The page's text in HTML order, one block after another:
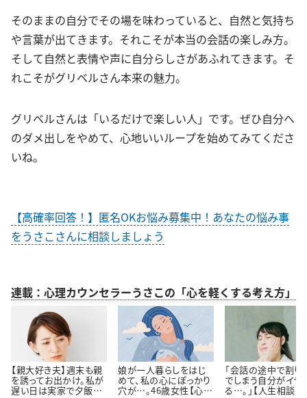
そのままの自分でその場を味わっていると、自然と気持ち
や言葉が出てきます。それこそが本当の会話の楽しみ方。
そして自然と表情や声に自分らしさがあふれてきます。そ
れこそがグリベルさん本来の魅力。
グリベルさんは「いるだけで楽しい人」です。ぜひ自分へ
のダメ出しをやめて、心地いいループを始めてみてくださ
いね。
【高確率回答！】匿名OKお悩み募集中！あなたの悩み事
をうさこさんに相談しましょう
連載：心理カウンセラーうさこの「心を軽くする考え方」
【親大好き夫】週末も親
を誘ってお出かけ。私が
遅い日は実家で夕飯。
娘が一人暮らしをはじ
めて、私の心にぽっかり
穴が…。46歳女性【心理
「会話の途中で割り
でしまう自分がイヤ
る…。」【人生相談】